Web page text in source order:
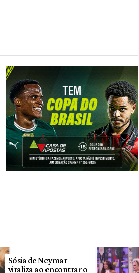
Sósia de Neymar
viraliza ao encontrar o